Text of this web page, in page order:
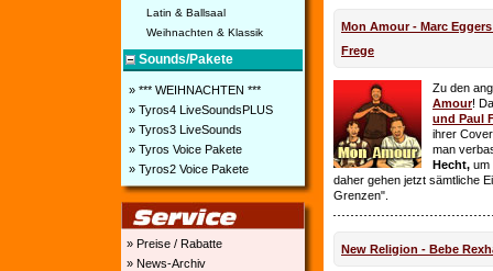
Latin & Ballsaal
Weihnachten & Klassik
Sounds/Pakete
» *** WEIHNACHTEN ***
» Tyros4 LiveSoundsPLUS
» Tyros3 LiveSounds
» Tyros Voice Pakete
» Tyros2 Voice Pakete
» Preise / Rabatte
» News-Archiv
Mon Amour - Marc
Frege
Zu den
Amour!
und Paul
ihrer
man
Hecht, um
daher gehen jetzt sämtliche
Grenzen".
New Religion - Bebe